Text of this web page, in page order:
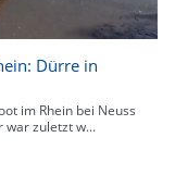
Dürre in
im Rhein bei Neuss
war zuletzt w...